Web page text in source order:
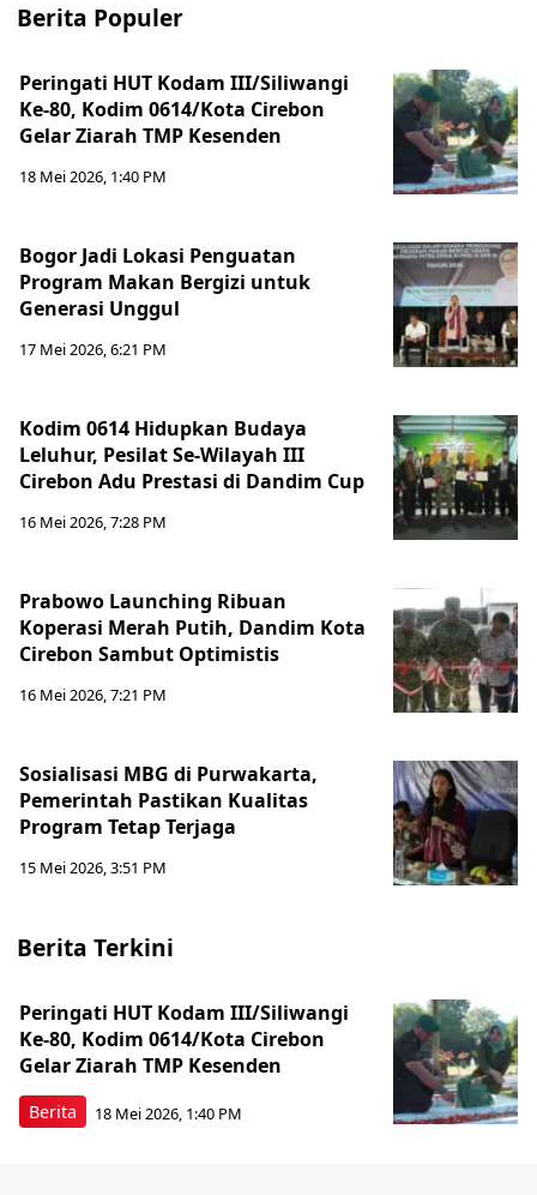
Berita Populer
Peringati HUT Kodam III/Siliwangi
Ke-80, Kodim 0614/Kota Cirebon
Gelar Ziarah TMP Kesenden
18 Mei 2026, 1:40 PM
Bogor Jadi Lokasi Penguatan
Program Makan Bergizi untuk
Generasi Unggul
17 Mei 2026, 6:21 PM
Kodim 0614 Hidupkan Budaya
Leluhur, Pesilat Se-Wilayah III
Cirebon Adu Prestasi di Dandim Cup
16 Mei 2026, 7:28 PM
Prabowo Launching Ribuan
Koperasi Merah Putih, Dandim Kota
Cirebon Sambut Optimistis
16 Mei 2026, 7:21 PM
Sosialisasi MBG di Purwakarta,
Pemerintah Pastikan Kualitas
Program Tetap Terjaga
15 Mei 2026, 3:51 PM
Berita Terkini
Berita
Peringati HUT Kodam III/Siliwangi
Ke-80, Kodim 0614/Kota Cirebon
Gelar Ziarah TMP Kesenden
18 Mei 2026, 1:40 PM